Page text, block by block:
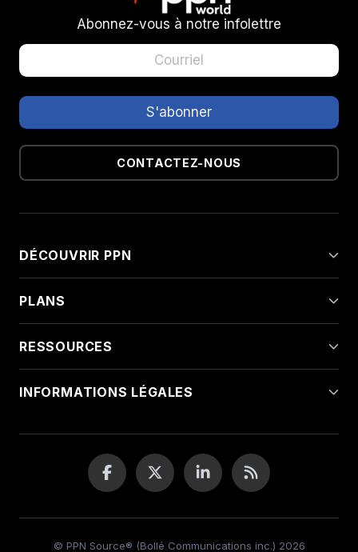
Abonnez-vous à notre infolettre
CONTACTEZ-NOUS
DÉCOUVRIR PPN
PLANS
RESSOURCES
INFORMATIONS LÉGALES
© PPN Source® (Bollé Communications inc.) 2026